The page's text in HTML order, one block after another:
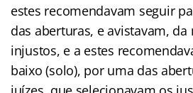
estes recomendavam seguir
das aberturas, e avistavam,
injustos, e a estes
baixo (solo), por uma das